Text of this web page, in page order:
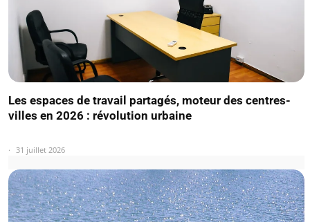
Les espaces de travail partagés, moteur des centres-
villes en 2026 : révolution urbaine
31 juillet 2026